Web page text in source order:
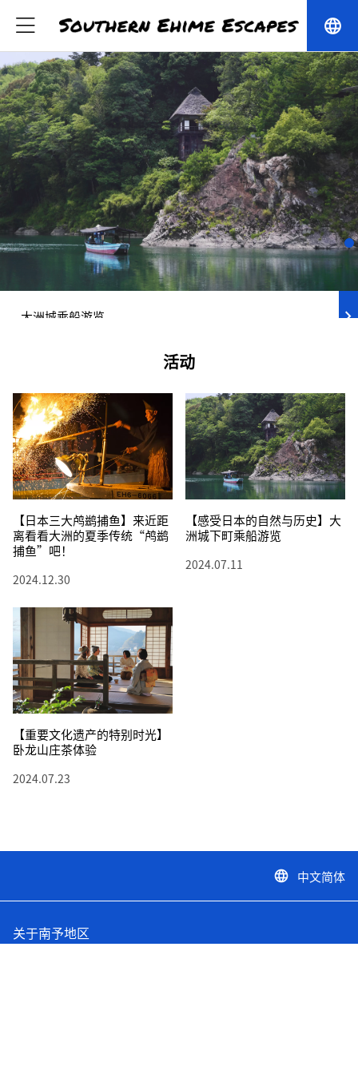
language
大洲城乘船游览 chevron_right
活动
【日本三大鸬鹚捕鱼】来近距
离看看大洲的夏季传统“鸬鹚
捕鱼”吧！
2024.12.30
【感受日本的自然与历史】大
洲城下町乘船游览
2024.07.11
【重要文化遗产的特别时光】
卧龙山庄茶体验
2024.07.23
language 中文简体
关于南予地区